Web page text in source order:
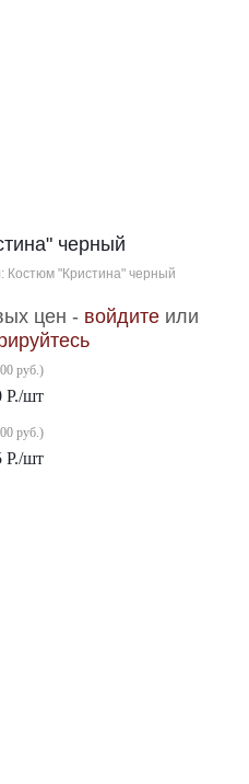
черный
Костюм "Кристина" черный
цен - войдите или
руб.)
Р./шт
руб.)
Р./шт